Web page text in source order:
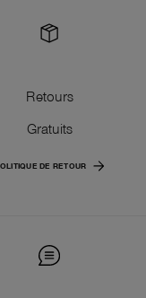
Retours
Gratuits
DE RETOUR